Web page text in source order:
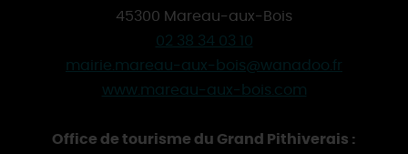
45300 Mareau-aux-Bois
02 38 34 03 10
mairie.mareau-aux-bois@wanadoo.fr
www.mareau-aux-bois.com
Office de tourisme du Grand Pithiverais :